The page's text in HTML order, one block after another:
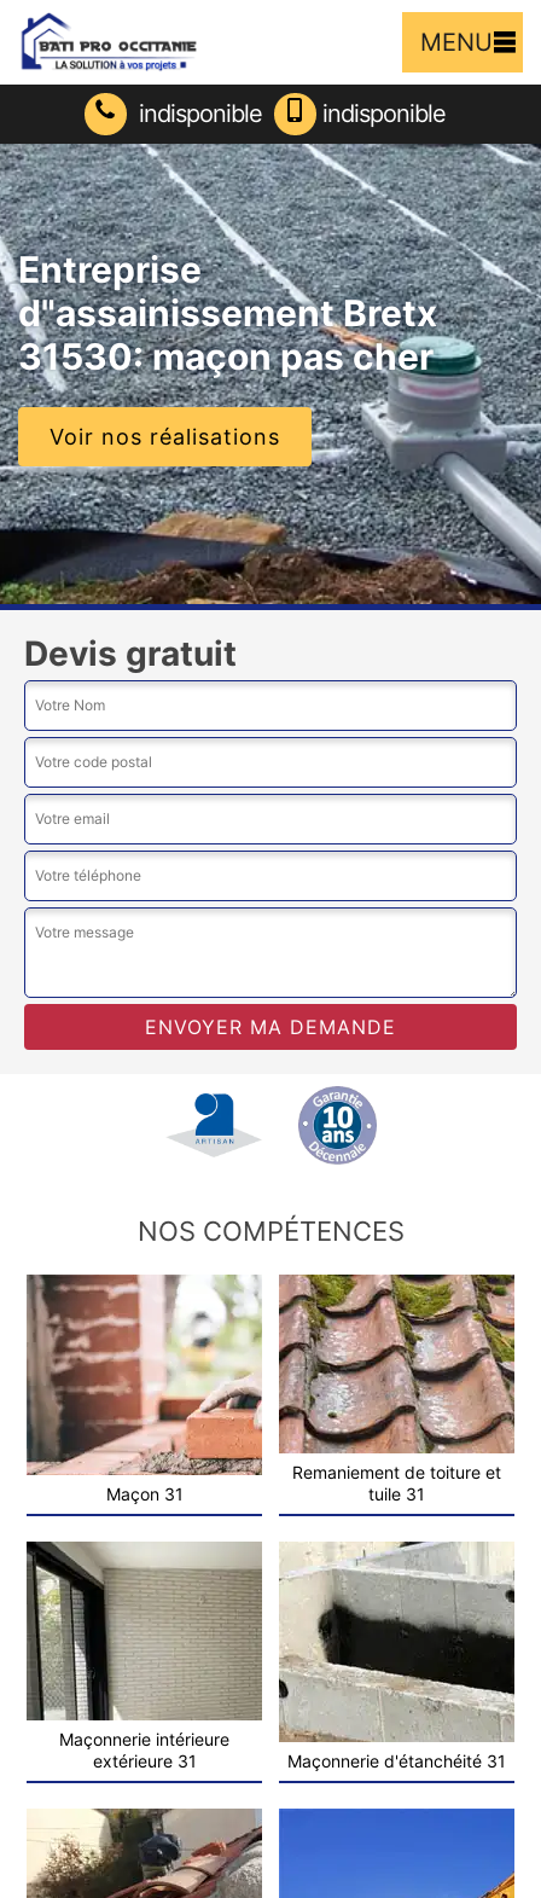
MENU
indisponible indisponible
Entreprise
d"assainissement Bretx
31530: maçon pas cher
Voir nos réalisations
Devis gratuit
NOS COMPÉTENCES
Maçon 31
Remaniement de toiture et
tuile 31
Maçonnerie intérieure
extérieure 31
Maçonnerie d'étanchéité 31